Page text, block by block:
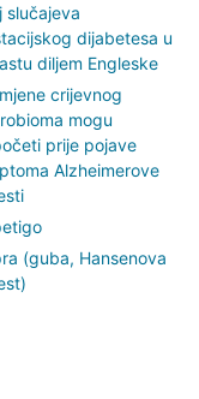
slučajeva
dijabetesa u
diljem Engleske
crijevnog
mogu
prije pojave
Alzheimerove
(guba, Hansenova